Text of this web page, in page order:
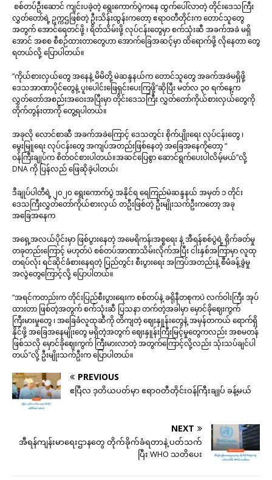
စစ်တပ်ဦးဆောင် ကျင်းပခဲ့တဲ့ ရွေးကောက်ပွဲကနေ ထွက်ပေါ်လာတဲ့ တိုင်းဒေသကြီး
လွှတ်တော်ရဲ့ ဥက္ကဌဖြစ်တဲ့ ဦးသိန်းထွန်းကတော့ ဧရာဝတီတိုင်းက တောင်သူတွေ
အတွက် အောင်ရေတင်ဖို့ ၊ ရိတ်သိမ်းဖို့ လုပ်ငန်းတွေမှာ စက်သုံးဆီ အခက်အခဲ မရှိ
အောင် အစစ စီစဉ်ထားတာတွေဟာ အောက်ခြေအဆင့်မှာ ထိရောက်ဖို့ လိုနေတာ တွေ့
ရတယ်လို့ ပြောပါတယ်။
“ကိုယ်စားလှယ်တွေ အနေနဲ့ မိမိတို့ မဲဆန္ဒနယ်က တောင်သူတွေ အခက်အခဲမရှိဖို့
ဒေသအာဏာပိုင်တွေနဲ့ ပူးပေါင်းဖြေရှင်းပေးကြဖို့”ဆိုပြီး မတ်လ ၃၀ ရက်နေ့က
လွှတ်တော်အစည်းအဝေးအပြီးမှာ တိုင်းဒေသကြီး လွှတ်တော်ကိုယ်စားလှယ်တွေကို
တိုက်တွန်းတာကို တွေ့ရပါတယ်။
အခုလို လောင်စာဆီ အခက်အခဲကြောင့် ဒေသတွင်း စိုက်ပျိုးရေး လုပ်ငန်းတွေ ၊
မွေးမြူရေး လုပ်ငန်းတွေ အကျပ်အတည်းဖြစ်နေတဲ့ အခြေအနေကိုတော့ “
ဝန်ကြီးချုပ်က စိတ်ဝင်စားပါတယ်။အဆင်ပြေစွာ ဆောင်ရွက်ပေးပါလိမ့်မယ်”လို့
DNAကို ပြန်လည် ဖြေဆိုခဲ့ပါတယ်၊
ဒီချုပ်ပါတီရဲ့ ၂၀၂၀ ရွေးကောက်ပွဲ အနိုင်ရ ရေကြည်မဲဆန္ဒနယ် အမှတ် ၁ တိုင်း
ဒေသကြီးလွှတ်တော်ကိုယ်စားလှယ် တဦးဖြစ်တဲ့ ဦးမျိုးသက်ဦးကတော့ အခု
အခြေအနေက
အရှေ့အလယ်ပိုင်းမှာ ဖြစ်ပွားနေတဲ့ အမေရိကန်၊အစ္စရေး နဲ့ အီရန်စစ်ပွဲရဲ့ ရိုက်ခတ်မှု
တခုတည်းကြောင့် မဟုတ်ပဲ စစ်တပ်အာဏာသိမ်းလိုက်အပြီး ငါးနှစ်အကြာမှာ လူထု
တရပ်လုံး ရင်ဆိုင်ခံစားနေရတဲ့ ပြည်တွင်း စီးပွားရေး အကြပ်အတည်းနဲ့ စီမံခန့်ခွဲမှု
အလွဲတွေကြောင့်လို့ ပြောပါတယ်။
“အရင်ကတည်းက တိုင်းပြည်စီးပွားရေးက စစ်တပ်နဲ့ ခရိုနီတစုကပဲ လက်ဝါးကြီး အုပ်
ထားတာ ဖြစ်တဲ့အတွက် စက်သုံးဆီ ပြသနာ တက်တဲ့အခါမှာ မှောင်ခိုဈေးကွက်
ကြီးမားမှုတွေ ၊ အခြေခံလူထုဆီကို တိကျတဲ့ ဈေးနှူန်းတွေနဲ့ အမှန်တကယ် ရောက်ရှိ
နိုင်ဖို့ အခြေအနေမျိုးတွေ မရှိတဲ့အတွက် ဈေးနှူန်းကြီးမြင့်မှုတွေကလည်း အစမတန်
ဖြစ်သလို မှောင်ခိုဈေးကွက် ကြီးမားလာတဲ့ အတွက်ကြောင့်လို့လည်း သုံးသပ်ချင်ပါ
တယ်”လို့ ဦးမျိုးသက်ဦးက ပြောပါတယ်။
PREVIOUS
ဧပြီလ ဒုတိယပတ်မှာ ဧရာဝတီတိုင်းဝန်ကြီးချုပ် ခန့်မယ်
NEXT
အီရန်ကျန်းမာရေးဌာနတွေ တိုက်ခိုက်ခံရတာနဲ့ ပတ်သက်
ပြီး WHO သတိပေး